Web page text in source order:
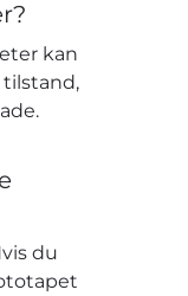
kan
du